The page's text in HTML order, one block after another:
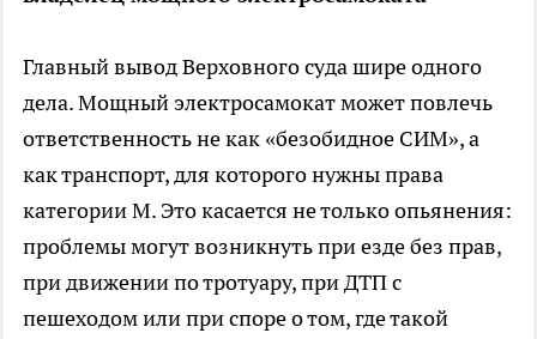
Главный вывод Верховного суда шире одного
дела. Мощный электросамокат может повлечь
ответственность не как «безобидное СИМ», а
как транспорт, для которого нужны права
категории М. Это касается не только опьянения:
проблемы могут возникнуть при езде без прав,
при движении по тротуару, при ДТП с
пешеходом или при споре о том, где такой